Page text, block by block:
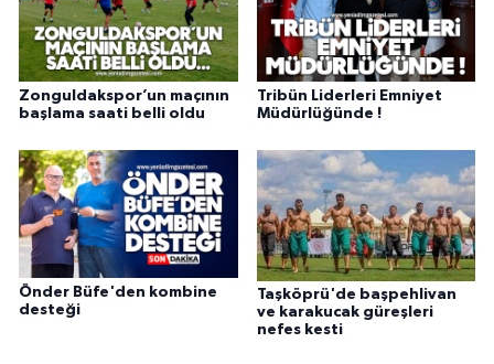
Zonguldakspor’un maçının
başlama saati belli oldu
Tribün Liderleri Emniyet
Müdürlüğünde !
Önder Büfe'den kombine
desteği
Taşköprü'de başpehlivan
ve karakucak güreşleri
nefes kesti